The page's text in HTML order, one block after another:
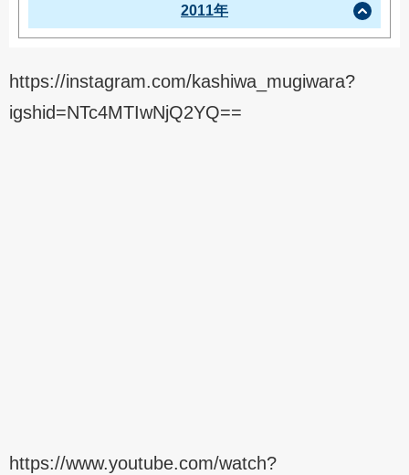
2011年
https://instagram.com/kashiwa_mugiwara?
igshid=NTc4MTIwNjQ2YQ==
https://www.youtube.com/watch?